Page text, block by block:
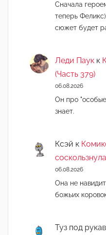
Сначала
теперь
сюжет будет
Леди Паук к
(Часть 379)
06.08.2026
Он про
знает.
Ксэй к
соскользнула
06.08.2026
Она не
божьих
Туз под